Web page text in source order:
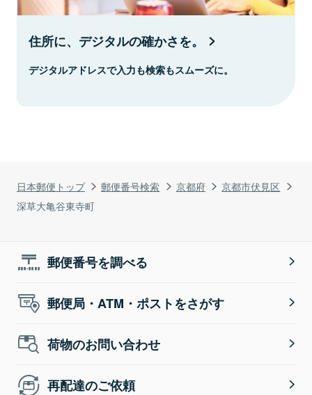
日本郵便トップ 郵便番号検索 京都府
京都市伏見区
深草大亀谷東寺町
住所に、デジタルの確かさを。
デジタルアドレスで入力も検索もスムーズに。
郵便番号を調べる
郵便局・ATM・ポストをさがす
荷物のお問い合わせ
再配達のご依頼